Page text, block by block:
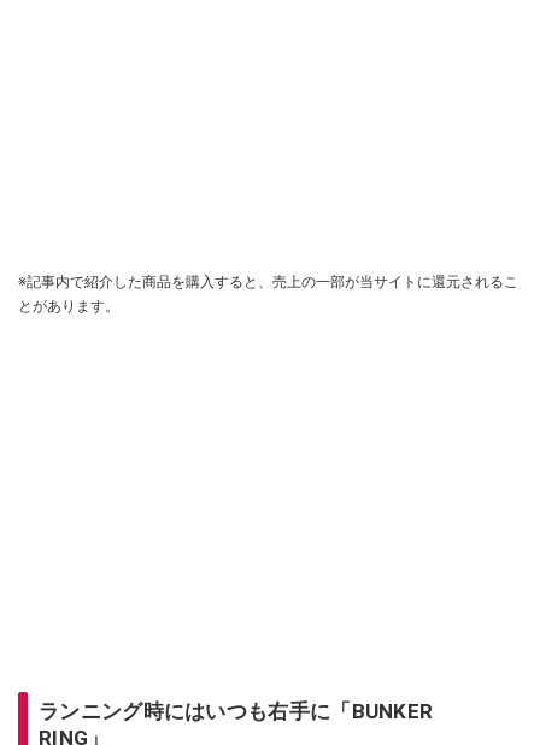
※記事内で紹介した商品を購入すると、売上の一部が当サイトに還元されるこ
とがあります。
ランニング時にはいつも右手に「BUNKER
RING」